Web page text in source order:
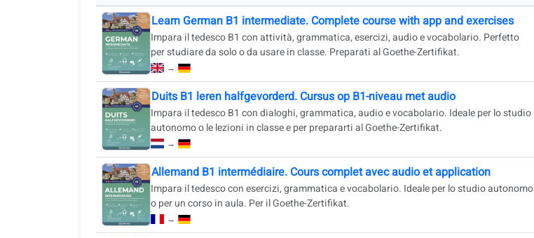
Learn German B1 intermediate. Complete course with app and exercises
Impara il tedesco B1 con attività, grammatica, esercizi, audio e vocabolario. Perfetto
per studiare da solo o da usare in classe. Preparati al Goethe-Zertifikat.
→
Duits B1 leren halfgevorderd. Cursus op B1-niveau met audio
Impara il tedesco B1 con dialoghi, grammatica, audio e vocabolario. Ideale per lo studio
autonomo o le lezioni in classe e per prepararti al Goethe-Zertifikat.
→
Allemand B1 intermédiaire. Cours complet avec audio et application
Impara il tedesco con esercizi, grammatica e vocabolario. Ideale per lo studio autonomo
o per un corso in aula. Per il Goethe-Zertifikat.
→